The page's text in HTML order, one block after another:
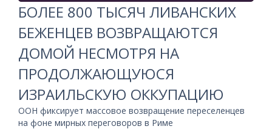
БОЛЕЕ 800 ТЫСЯЧ ЛИВАНСКИХ
БЕЖЕНЦЕВ ВОЗВРАЩАЮТСЯ
ДОМОЙ НЕСМОТРЯ НА
ПРОДОЛЖАЮЩУЮСЯ
ИЗРАИЛЬСКУЮ ОККУПАЦИЮ
ООН фиксирует массовое возвращение переселенцев
на фоне мирных переговоров в Риме